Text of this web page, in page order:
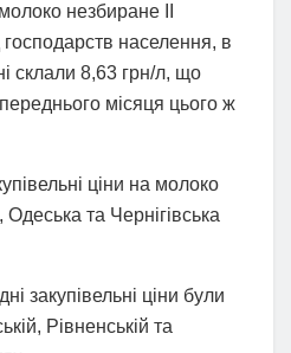
незбиране ІІ
господарств населення, в
склали 8,63 грн/л, що
місяця цього ж
ціни на молоко
та Чернігівська
закупівельні ціни були
Рівненській та